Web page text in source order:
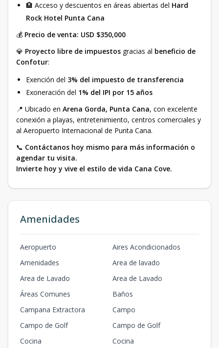
🏨 Acceso y descuentos en áreas abiertas del Hard
Rock Hotel Punta Cana
💰 Precio de venta: USD $350,000
💎 Proyecto libre de impuestos gracias al beneficio de
Confotur:
Exención del 3% del impuesto de transferencia
Exoneración del 1% del IPI por 15 años
📍 Ubicado en Arena Gorda, Punta Cana, con excelente
conexión a playas, entretenimiento, centros comerciales y
al Aeropuerto Internacional de Punta Cana.
📞 Contáctanos hoy mismo para más información o
agendar tu visita.
Invierte hoy y vive el estilo de vida Cana Cove.
Amenidades
Aeropuerto
Aires Acondicionados
Amenidades
Area de lavado
Area de Lavado
Area de Lavado
Áreas Comunes
Baños
Campana Extractora
Campo
Campo de Golf
Campo de Golf
Cocina
Cocina